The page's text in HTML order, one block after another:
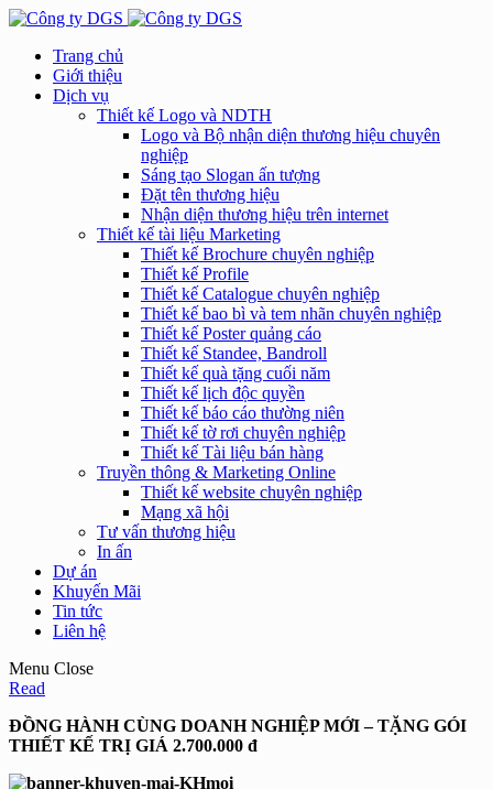
Trang chủ
Giới thiệu
Dịch vụ
Thiết kế Logo và NDTH
Logo và Bộ nhận diện thương hiệu chuyên
nghiệp
Sáng tạo Slogan ấn tượng
Đặt tên thương hiệu
Nhận diện thương hiệu trên internet
Thiết kế tài liệu Marketing
Thiết kế Brochure chuyên nghiệp
Thiết kế Profile
Thiết kế Catalogue chuyên nghiệp
Thiết kế bao bì và tem nhãn chuyên nghiệp
Thiết kế Poster quảng cáo
Thiết kế Standee, Bandroll
Thiết kế quà tặng cuối năm
Thiết kế lịch độc quyền
Thiết kế báo cáo thường niên
Thiết kế tờ rơi chuyên nghiệp
Thiết kế Tài liệu bán hàng
Truyền thông & Marketing Online
Thiết kế website chuyên nghiệp
Mạng xã hội
Tư vấn thương hiệu
In ấn
Dự án
Khuyến Mãi
Tin tức
Liên hệ
Menu Close
Read
ĐỒNG HÀNH CÙNG DOANH NGHIỆP MỚI – TẶNG GÓI
THIẾT KẾ TRỊ GIÁ 2.700.000 đ